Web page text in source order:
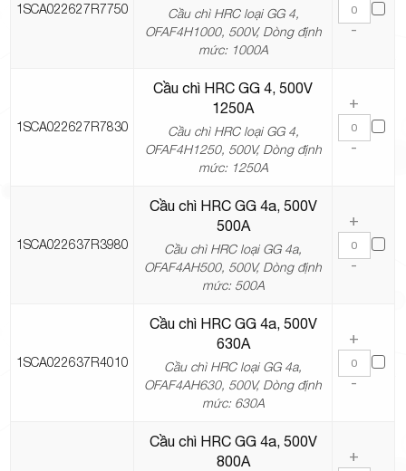
1SCA022627R7750
Cầu chì HRC loại GG 4,
OFAF4H1000, 500V, Dòng định
mức: 1000A
-
1SCA022627R7830
Cầu chì HRC GG 4, 500V
1250A
Cầu chì HRC loại GG 4,
OFAF4H1250, 500V, Dòng định
mức: 1250A
+
-
1SCA022637R3980
Cầu chì HRC GG 4a, 500V
500A
Cầu chì HRC loại GG 4a,
OFAF4AH500, 500V, Dòng định
mức: 500A
+
-
1SCA022637R4010
Cầu chì HRC GG 4a, 500V
630A
Cầu chì HRC loại GG 4a,
OFAF4AH630, 500V, Dòng định
mức: 630A
+
-
Cầu chì HRC GG 4a, 500V
800A
+